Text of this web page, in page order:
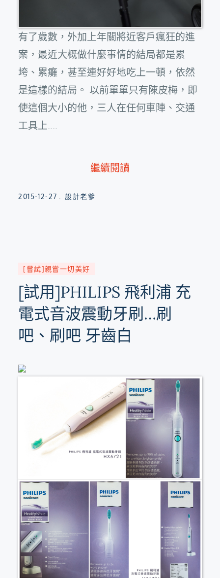
有了歲數，外加上年關將近客戶瘋狂的進
案，最近大概做什麼事情的結局都是累
垮、累癱，甚至連好好地吃上一頓，依然
是這樣的結局。 以前單單只有陳皮梅，即
使這個大小的他，三人在任何車陣、交通
工具上....
繼續閱讀
Posted
2015-12-27 設計老爹
[嘗試]親嘗一切美好
[試用]PHILIPS 飛利浦 充
電式音波震動牙刷…刷
吧、刷吧 牙齒白